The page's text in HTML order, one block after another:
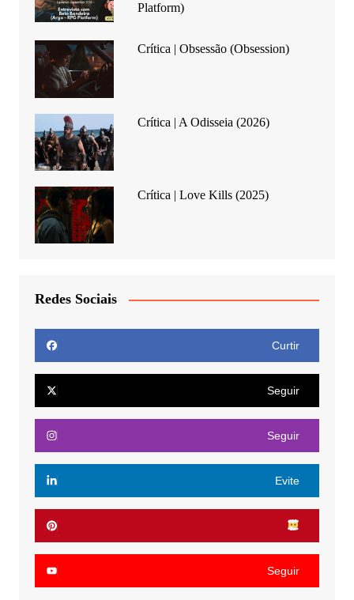
Platform)
Crítica | Obsessão (Obsession)
Crítica | A Odisseia (2026)
Crítica | Love Kills (2025)
Redes Sociais
Curtir
Seguir
Seguir
Evite
Seguir